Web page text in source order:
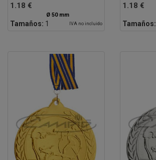
1.18 €
Ø 50 mm
Tamaños: 1 IVA no incluido
1.18 €
Tamaños: